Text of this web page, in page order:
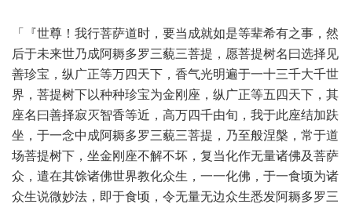
「『世尊！我行菩萨道时，要当成就如是等辈希有之事，然
后于未来世乃成阿耨多罗三藐三菩提，愿菩提树名曰选择见
善珍宝，纵广正等万四天下，香气光明遍于一十三千大千世
界，菩提树下以种种珍宝为金刚座，纵广正等五四天下，其
座名曰善择寂灭智香等近，高万四千由旬，我于此座结加趺
坐，于一念中成阿耨多罗三藐三菩提，乃至般涅槃，常于道
场菩提树下，坐金刚座不解不坏，复当化作无量诸佛及菩萨
众，遣在其馀诸佛世界教化众生，一一化佛，于一食顷为诸
众生说微妙法，即于食顷，令无量无边众生悉发阿耨多罗三